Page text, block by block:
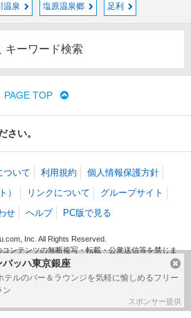
ッハ東京銀座
テルのバー＆ラウンジを気軽に愉しめるフリー
ン
スポンサー提供
温泉 塩原温泉郷 足利
キーワード検索
PAGE TOP
さい。
ついて 利用規約
個人情報保護方針
）
リンクについて
グループサイト
せ
ヘルプ PC版で見る
Inc. All Rights Reserved.
ンテンツの無断複写・転載・公衆送信等を禁じま
す。